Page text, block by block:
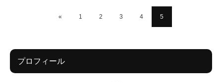
« 1 2 3 4 5
プロフィール